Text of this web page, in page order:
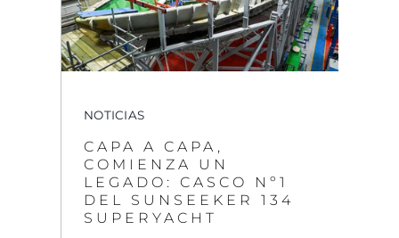
NOTICIAS
CAPA A CAPA,
COMIENZA UN
LEGADO: CASCO Nº1
SUPERYACHT
VER MÁS